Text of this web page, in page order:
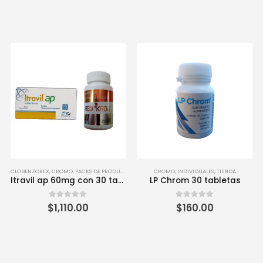
CLOBENZOREX,CROMO, PACKS DE PRODUCTOS TIENDA
Itravil ap 60mg con 30 tabletas y Red Kron 60 tabletas
0out of 5
$1,110.00
CROMO, INDIVIDUALES,TIENDA
LP Chrom 30 tabletas
0out of 5
$160.00